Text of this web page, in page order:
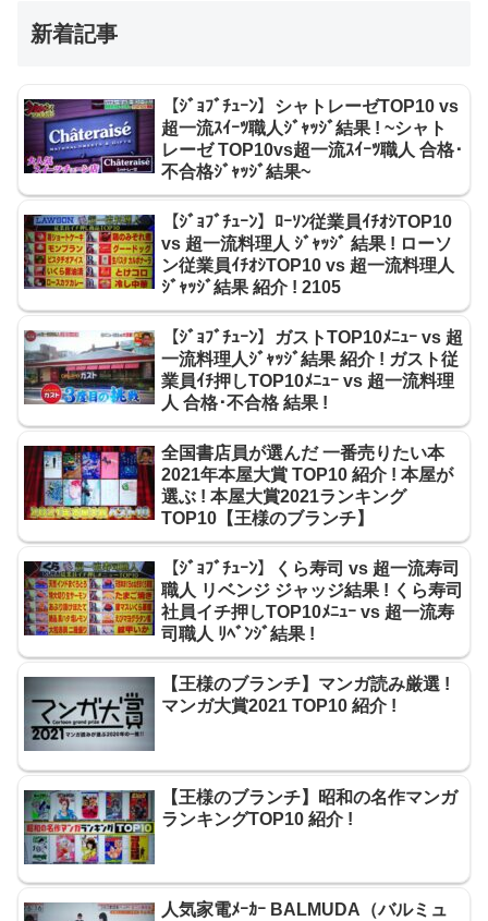
新着記事
【ｼﾞｮﾌﾞﾁｭｰﾝ】シャトレーゼTOP10 vs
超一流ｽｲｰﾂ職人ｼﾞｬｯｼﾞ結果 ! ~シャト
レーゼ TOP10vs超一流ｽｲｰﾂ職人 合格･
不合格ｼﾞｬｯｼﾞ結果~
【ｼﾞｮﾌﾞﾁｭｰﾝ】ﾛｰｿﾝ従業員ｲﾁｵｼTOP10
vs 超一流料理人 ｼﾞｬｯｼﾞ 結果 ! ローソ
ン従業員ｲﾁｵｼTOP10 vs 超一流料理人
ｼﾞｬｯｼﾞ結果 紹介 ! 2105
【ｼﾞｮﾌﾞﾁｭｰﾝ】ガストTOP10ﾒﾆｭｰ vs 超
一流料理人ｼﾞｬｯｼﾞ結果 紹介 ! ガスト従
業員ｲﾁ押しTOP10ﾒﾆｭｰ vs 超一流料理
人 合格･不合格 結果 !
全国書店員が選んだ 一番売りたい本
2021年本屋大賞 TOP10 紹介 ! 本屋が
選ぶ ! 本屋大賞2021ランキング
TOP10【王様のブランチ】
【ｼﾞｮﾌﾞﾁｭｰﾝ】くら寿司 vs 超一流寿司
職人 リベンジ ジャッジ結果 ! くら寿司
社員イチ押しTOP10ﾒﾆｭｰ vs 超一流寿
司職人 ﾘﾍﾞﾝｼﾞ結果 !
【王様のブランチ】マンガ読み厳選 !
マンガ大賞2021 TOP10 紹介 !
【王様のブランチ】昭和の名作マンガ
ランキングTOP10 紹介 !
人気家電ﾒｰｶｰ BALMUDA（バルミュ